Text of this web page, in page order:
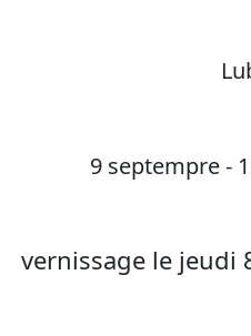
9 septempre -
vernissage le jeudi